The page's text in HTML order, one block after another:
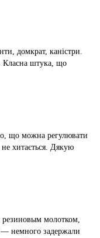
домкрат, каністри.
Класна штука, що
що можна регулювати
хитається. Дякую
молотком,
немного задержали